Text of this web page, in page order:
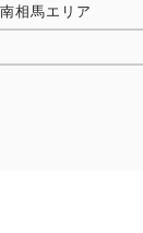
相馬エリア